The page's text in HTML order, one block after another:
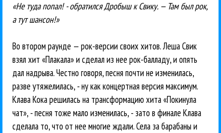
«Не туда попал! - обратился Дробыш к Свику. — Там был рок,
а тут шансон!»
Во втором раунде — рок-версии своих хитов. Леша Свик
взял хит «Плакала» и сделал из нее рок-балладу, и опять
дал надрыва. Честно говоря, песня почти не изменилась,
разве утяжелилась, - ну как концертная версия максимум.
Клава Кока решилась на трансформацию хита «Покинула
чат», - песня тоже мало изменилась, - зато в финале Клава
сделала то, что от нее многие ждали. Села за барабаны и